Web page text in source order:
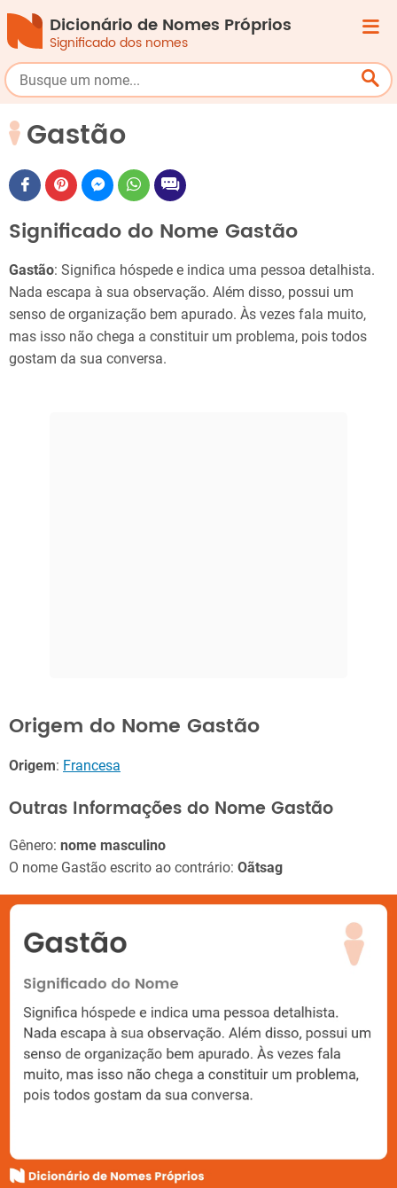
Dicionário de Nomes Próprios
Significado dos nomes
Gastão
Significado do Nome Gastão
Gastão: Significa hóspede e indica uma pessoa detalhista.
Nada escapa à sua observação. Além disso, possui um
senso de organização bem apurado. Às vezes fala muito,
mas isso não chega a constituir um problema, pois todos
gostam da sua conversa.
Origem do Nome Gastão
Origem: Francesa
Outras Informações do Nome Gastão
Gênero: nome masculino
O nome Gastão escrito ao contrário: Oãtsag